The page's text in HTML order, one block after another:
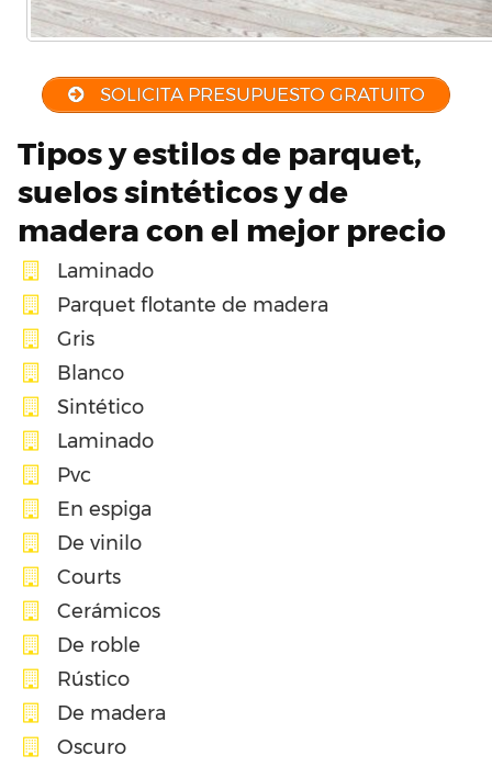
SOLICITA PRESUPUESTO GRATUITO
Tipos y estilos de parquet,
suelos sintéticos y de
madera con el mejor precio
Laminado
Parquet flotante de madera
Gris
Blanco
Sintético
Laminado
Pvc
En espiga
De vinilo
Courts
Cerámicos
De roble
Rústico
De madera
Oscuro